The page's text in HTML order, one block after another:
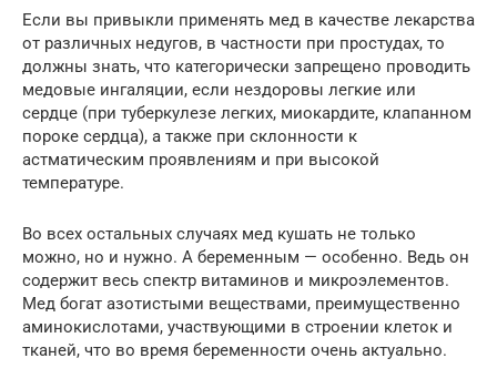
Если вы привыкли применять мед в качестве лекарства
от различных недугов, в частности при простудах, то
должны знать, что категорически запрещено проводить
медовые ингаляции, если нездоровы легкие или
сердце (при туберкулезе легких, миокардите, клапанном
пороке сердца), а также при склонности к
астматическим проявлениям и при высокой
температуре.
Во всех остальных случаях мед кушать не только
можно, но и нужно. А беременным — особенно. Ведь он
содержит весь спектр витаминов и микроэлементов.
Мед богат азотистыми веществами, преимущественно
аминокислотами, участвующими в строении клеток и
тканей, что во время беременности очень актуально.